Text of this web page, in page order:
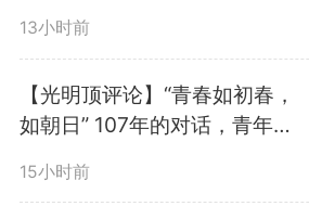
13小时前
【光明顶评论】“青春如初春，
如朝日” 107年的对话，青年节
仍少年
15小时前